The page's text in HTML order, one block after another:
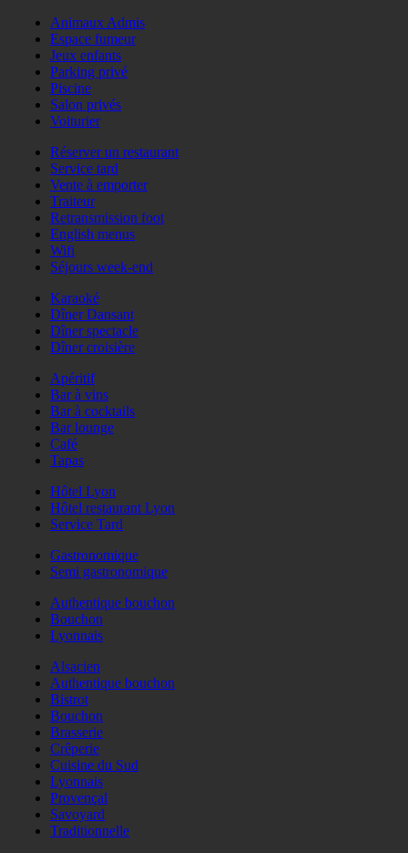
Animaux Admis
Espace fumeur
Jeux enfants
Parking privé
Piscine
Salon privés
Voiturier
Réserver un restaurant
Service tard
Vente à emporter
Traiteur
Retransmission foot
English menus
Wifi
Séjours week-end
Karaoké
Dîner Dansant
Dîner spectacle
Dîner croisière
Apéritif
Bar à vins
Bar à cocktails
Bar lounge
Café
Tapas
Hôtel Lyon
Hôtel restaurant Lyon
Service Tard
Gastronomique
Semi gastronomique
Authentique bouchon
Bouchon
Lyonnais
Alsacien
Authentique bouchon
Bistrot
Bouchon
Brasserie
Crêperie
Cuisine du Sud
Lyonnais
Provençal
Savoyard
Traditionnelle